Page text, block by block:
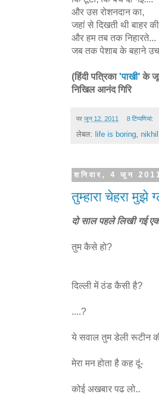
और उस रोशनदान का,
जहां से दिखती थी बाहर
और हम तब तक निहारते...
जब तक पेशाब के बहाने
(हिंदी पत्रिका'पाखी' के
निखिल आनंद गिरि
पर जून 12, 2011 8 टिप्‍पणियां:
लेबल: life is boring,
शनिवार, 4 जून
तुम्हारा चेहरा मुझे
दो साल पहले लिखी गई
तुम कैसे हो?
दिल्ली में ठंड कैसी है?
....?
ये सवाल तुम डेली रूटीन
मेरा मन होता है कह दूं-
कोई अखबार पढ लो..